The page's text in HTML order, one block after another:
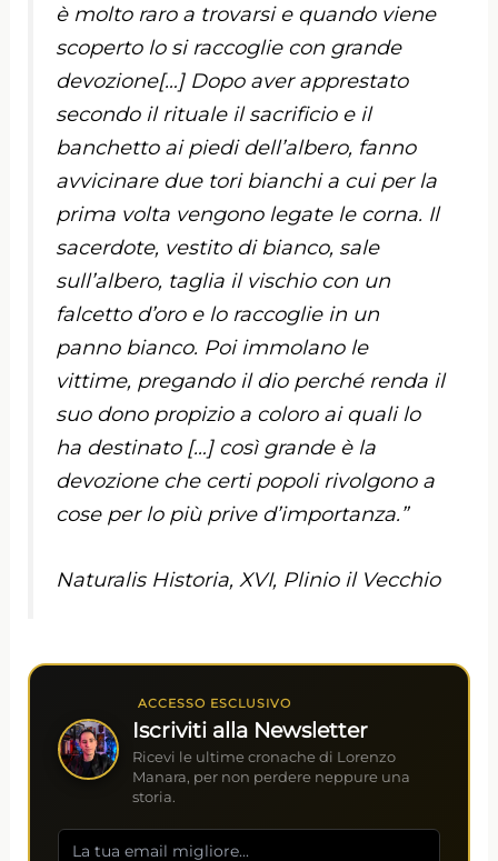
è molto raro a trovarsi e quando viene
scoperto lo si raccoglie con grande
devozione[…] Dopo aver apprestato
secondo il rituale il sacrificio e il
banchetto ai piedi dell’albero, fanno
avvicinare due tori bianchi a cui per la
prima volta vengono legate le corna. Il
sacerdote, vestito di bianco, sale
sull’albero, taglia il vischio con un
falcetto d’oro e lo raccoglie in un
panno bianco. Poi immolano le
vittime, pregando il dio perché renda il
suo dono propizio a coloro ai quali lo
ha destinato […] così grande è la
devozione che certi popoli rivolgono a
cose per lo più prive d’importanza.”
Naturalis Historia, XVI, Plinio il Vecchio
ACCESSO ESCLUSIVO
Iscriviti alla Newsletter
Ricevi le ultime cronache di Lorenzo
Manara, per non perdere neppure una
storia.